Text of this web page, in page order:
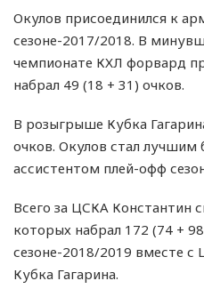
Окулов присоединился к
сезоне-2017/2018. В
чемпионате КХЛ форвард
набрал 49 (18 + 31) очков.
В розыгрыше Кубка
очков. Окулов стал
ассистентом плей-офф
Всего за ЦСКА Константин
которых набрал 172 (74 +
сезоне-2018/2019 вместе с
Кубка Гагарина.